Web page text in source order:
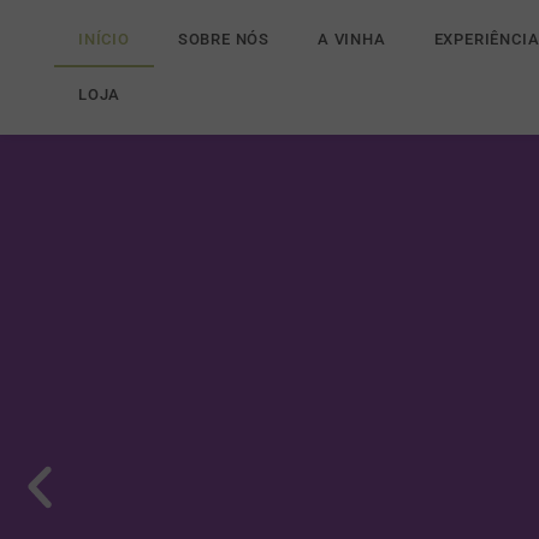
INÍCIO SOBRE NÓS A VINHA
LOJA